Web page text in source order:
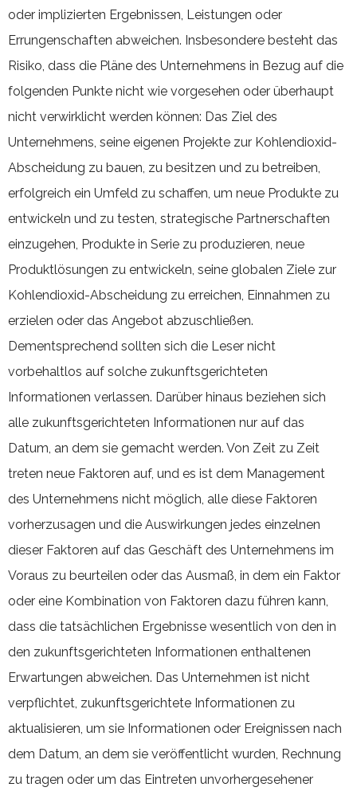
oder implizierten Ergebnissen, Leistungen oder
Errungenschaften abweichen. Insbesondere besteht das
Risiko, dass die Pläne des Unternehmens in Bezug auf die
folgenden Punkte nicht wie vorgesehen oder überhaupt
nicht verwirklicht werden können: Das Ziel des
Unternehmens, seine eigenen Projekte zur Kohlendioxid-
Abscheidung zu bauen, zu besitzen und zu betreiben,
erfolgreich ein Umfeld zu schaffen, um neue Produkte zu
entwickeln und zu testen, strategische Partnerschaften
einzugehen, Produkte in Serie zu produzieren, neue
Produktlösungen zu entwickeln, seine globalen Ziele zur
Kohlendioxid-Abscheidung zu erreichen, Einnahmen zu
erzielen oder das Angebot abzuschließen.
Dementsprechend sollten sich die Leser nicht
vorbehaltlos auf solche zukunftsgerichteten
Informationen verlassen. Darüber hinaus beziehen sich
alle zukunftsgerichteten Informationen nur auf das
Datum, an dem sie gemacht werden. Von Zeit zu Zeit
treten neue Faktoren auf, und es ist dem Management
des Unternehmens nicht möglich, alle diese Faktoren
vorherzusagen und die Auswirkungen jedes einzelnen
dieser Faktoren auf das Geschäft des Unternehmens im
Voraus zu beurteilen oder das Ausmaß, in dem ein Faktor
oder eine Kombination von Faktoren dazu führen kann,
dass die tatsächlichen Ergebnisse wesentlich von den in
den zukunftsgerichteten Informationen enthaltenen
Erwartungen abweichen. Das Unternehmen ist nicht
verpflichtet, zukunftsgerichtete Informationen zu
aktualisieren, um sie Informationen oder Ereignissen nach
dem Datum, an dem sie veröffentlicht wurden, Rechnung
zu tragen oder um das Eintreten unvorhergesehener